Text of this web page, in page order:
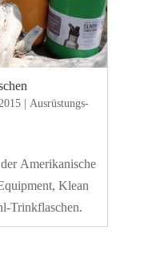
| Ausrüstungs-
Amerikanische
Klean
Trinkflaschen.